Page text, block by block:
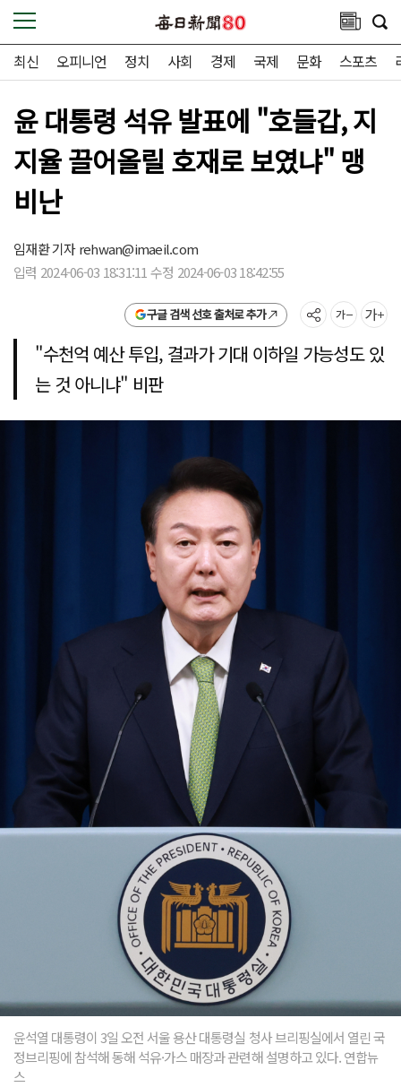
최신 오피니언 정치 사회 경제 국제 문화 스포츠
윤 대통령 석유 발표에 "호들갑, 지
지율 끌어올릴 호재로 보였냐" 맹
비난
임재환 기자rehwan@imaeil.com
입력 2024-06-03 18:31:11 수정 2024-06-03 18:42:55
구글 검색 선호 출처로 추가
"수천억 예산 투입, 결과가 기대 이하일 가능성도 있
는 것 아니냐" 비판
윤석열 대통령이 3일 오전 서울 용산 대통령실 청사 브리핑실에서 열린 국
정브리핑에 참석해 동해 석유·가스 매장과 관련해 설명하고 있다. 연합뉴
스